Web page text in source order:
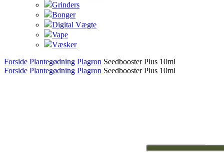
Grinders
Bonger
Digital Vægte
Vape
Væsker
Forside Plantegødning Plagron Seedbooster Plus 10ml
Forside Plantegødning Plagron Seedbooster Plus 10ml